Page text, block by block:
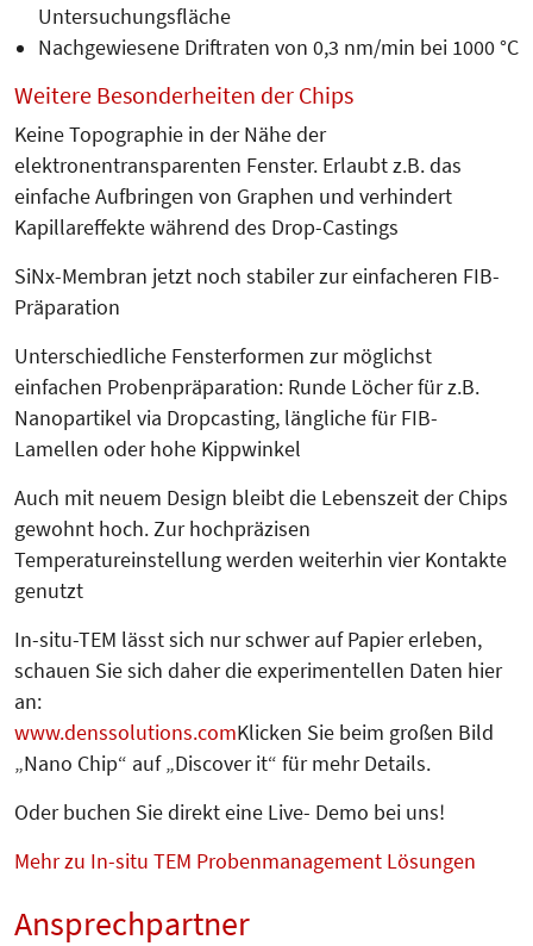
Untersuchungsfläche
Nachgewiesene Driftraten von 0,3 nm/min bei 1000 °C
Weitere Besonderheiten der Chips
Keine Topographie in der Nähe der
elektronentransparenten Fenster. Erlaubt z.B. das
einfache Aufbringen von Graphen und verhindert
Kapillareffekte während des Drop-Castings
SiNx-Membran jetzt noch stabiler zur einfacheren FIB-
Präparation
Unterschiedliche Fensterformen zur möglichst
einfachen Probenpräparation: Runde Löcher für z.B.
Nanopartikel via Dropcasting, längliche für FIB-
Lamellen oder hohe Kippwinkel
Auch mit neuem Design bleibt die Lebenszeit der Chips
gewohnt hoch. Zur hochpräzisen
Temperatureinstellung werden weiterhin vier Kontakte
genutzt
In-situ-TEM lässt sich nur schwer auf Papier erleben,
schauen Sie sich daher die experimentellen Daten hier
an:
www.denssolutions.comKlicken Sie beim großen Bild
„Nano Chip“ auf „Discover it“ für mehr Details.
Oder buchen Sie direkt eine Live- Demo bei uns!
Mehr zu In-situ TEM Probenmanagement Lösungen
Ansprechpartner